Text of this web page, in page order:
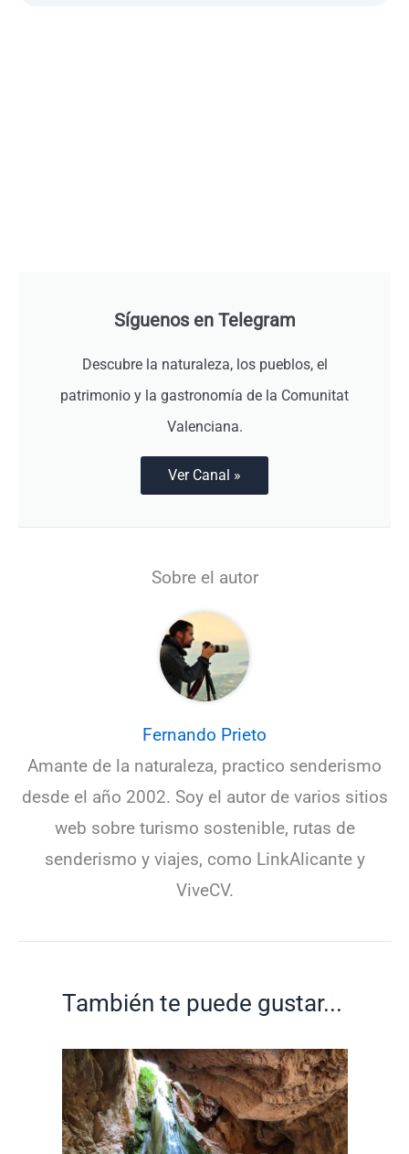
Síguenos en Telegram
Descubre la naturaleza, los pueblos, el
patrimonio y la gastronomía de la Comunitat
Valenciana.
Ver Canal »
Sobre el autor
Fernando Prieto
Amante de la naturaleza, practico senderismo
desde el año 2002. Soy el autor de varios sitios
web sobre turismo sostenible, rutas de
senderismo y viajes, como LinkAlicante y
ViveCV.
También te puede gustar...